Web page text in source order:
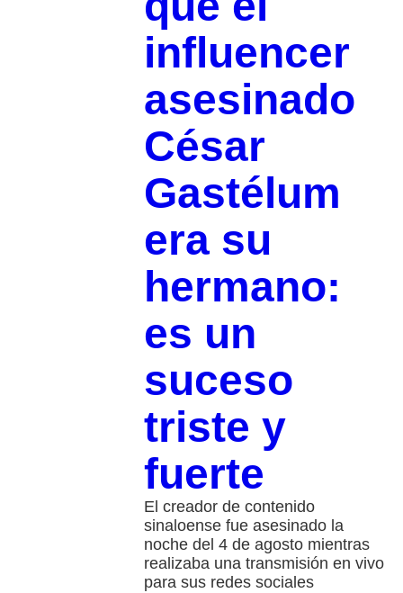
influencer
asesinado
César
Gastélum
era su
hermano:
es un
suceso
triste y
fuerte
El creador de contenido
sinaloense fue asesinado la
noche del 4 de agosto mientras
realizaba una transmisión en vivo
para sus redes sociales